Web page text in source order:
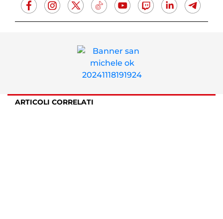
ARTICOLI CORRELATI